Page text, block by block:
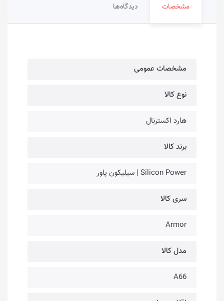
مشخصات دیدگاه‌ها
مشخصات عمومی
نوع کالا
هارد اکسترنال
برند کالا
Silicon Power | سیلیکون پاور
سری کالا
Armor
مدل کالا
A66